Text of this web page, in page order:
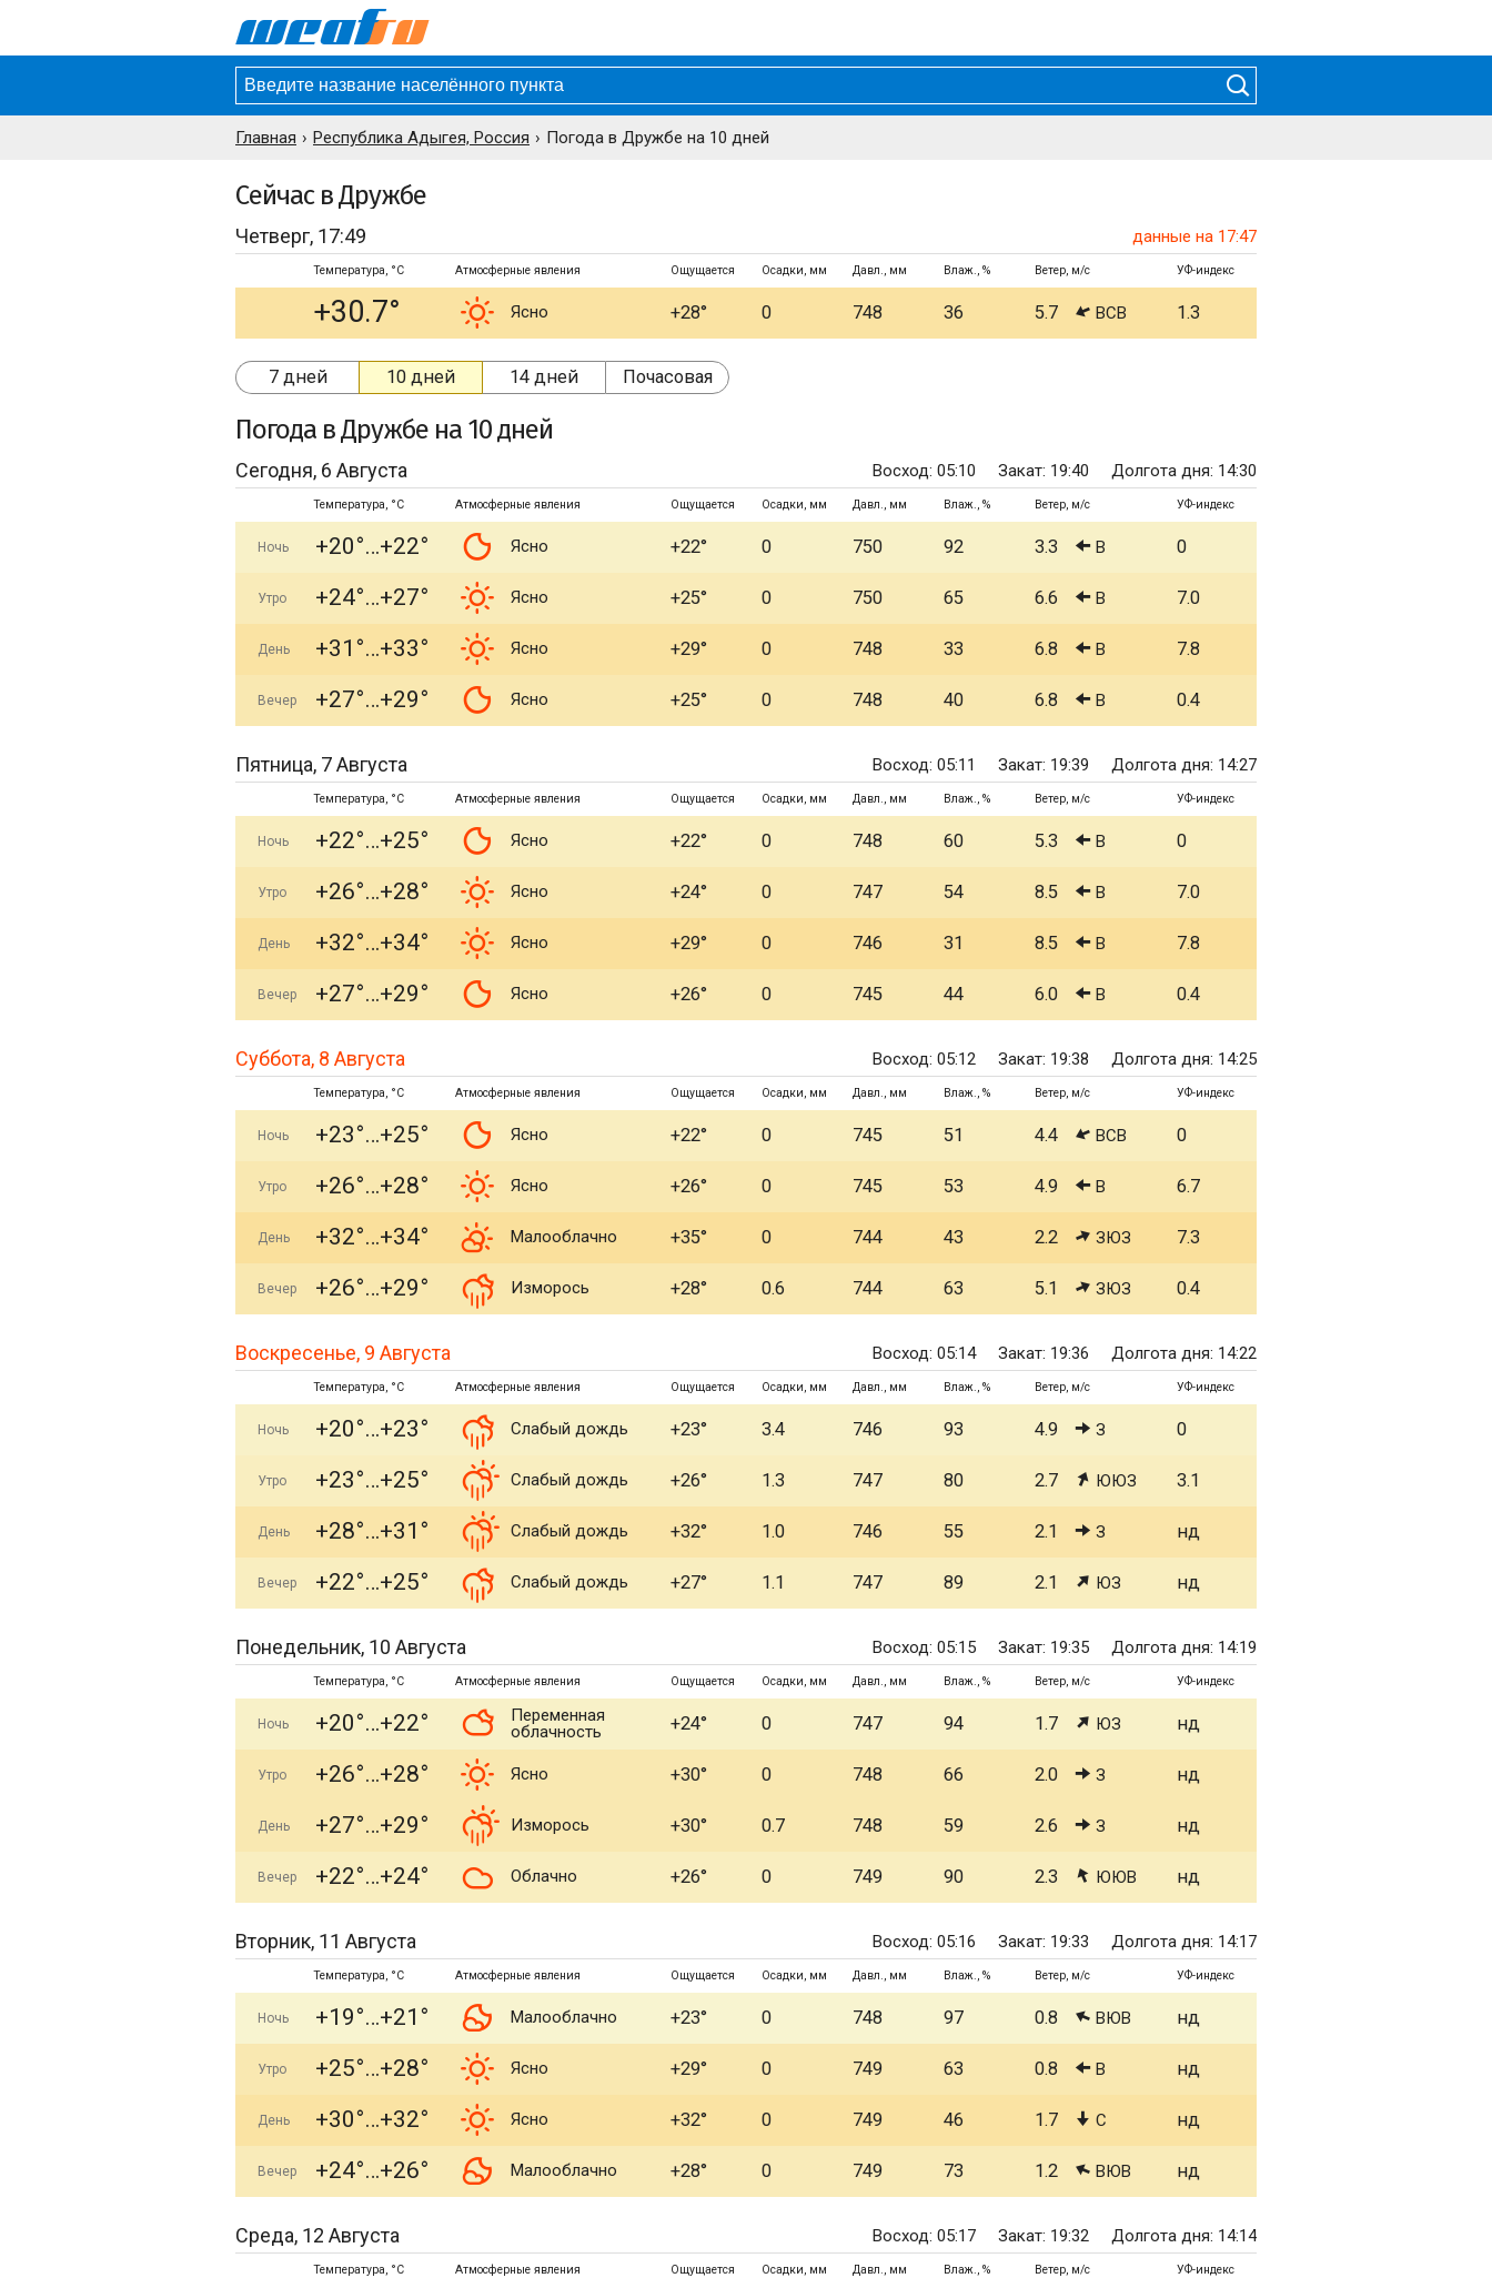
Главная Республика Адыгея, Россия Погода в Дружбе на 10 дней
Сейчас в Дружбе
Четверг, 17:49 данные на 17:47
Температура, °C Атмосферные явления Ощущается Осадки, мм Давл., мм Влаж., % Ветер, м/с УФ-индекс
+30.7° Ясно +28° 0 748 36 5.7 ВСВ 1.3
7 дней 10 дней 14 дней Почасовая
Погода в Дружбе на 10 дней
Сегодня, 6 Августа Восход: 05:10 Закат: 19:40 Долгота дня: 14:30
Температура, °C Атмосферные явления Ощущается Осадки, мм Давл., мм Влаж., % Ветер, м/с УФ-индекс
Ночь +20° +22° Ясно +22° 0 750 92 3.3 В 0
Утро +24° +27° Ясно +25° 0 750 65 6.6 В 7.0
День +31° +33° Ясно +29° 0 748 33 6.8 В 7.8
Вечер +27° +29° Ясно +25° 0 748 40 6.8 В 0.4
Пятница, 7 Августа Восход: 05:11 Закат: 19:39 Долгота дня: 14:27
Температура, °C Атмосферные явления Ощущается Осадки, мм Давл., мм Влаж., % Ветер, м/с УФ-индекс
Ночь +22° +25° Ясно +22° 0 748 60 5.3 В 0
Утро +26° +28° Ясно +24° 0 747 54 8.5 В 7.0
День +32° +34° Ясно +29° 0 746 31 8.5 В 7.8
Вечер +27° +29° Ясно +26° 0 745 44 6.0 В 0.4
Суббота, 8 Августа Восход: 05:12 Закат: 19:38 Долгота дня: 14:25
Температура, °C Атмосферные явления Ощущается Осадки, мм Давл., мм Влаж., % Ветер, м/с УФ-индекс
Ночь +23° +25° Ясно +22° 0 745 51 4.4 ВСВ 0
Утро +26° +28° Ясно +26° 0 745 53 4.9 В 6.7
День +32° +34° Малооблачно +35° 0 744 43 2.2 ЗЮЗ 7.3
Вечер +26° +29° Изморось +28° 0.6 744 63 5.1 ЗЮЗ 0.4
Воскресенье, 9 Августа Восход: 05:14 Закат: 19:36 Долгота дня: 14:22
Температура, °C Атмосферные явления Ощущается Осадки, мм Давл., мм Влаж., % Ветер, м/с УФ-индекс
Ночь +20° +23° Слабый дождь +23° 3.4 746 93 4.9 З 0
Утро +23° +25° Слабый дождь +26° 1.3 747 80 2.7 ЮЮЗ 3.1
День +28° +31° Слабый дождь +32° 1.0 746 55 2.1 З нд
Вечер +22° +25° Слабый дождь +27° 1.1 747 89 2.1 ЮЗ нд
Понедельник, 10 Августа Восход: 05:15 Закат: 19:35 Долгота дня: 14:19
Температура, °C Атмосферные явления Ощущается Осадки, мм Давл., мм Влаж., % Ветер, м/с УФ-индекс
Ночь +20° +22°
Переменная
облачность
+24° 0 747 94 1.7 ЮЗ нд
Утро +26° +28° Ясно +30° 0 748 66 2.0 З нд
День +27° +29° Изморось +30° 0.7 748 59 2.6 З нд
Вечер +22° +24° Облачно +26° 0 749 90 2.3 ЮЮВ нд
Вторник, 11 Августа Восход: 05:16 Закат: 19:33 Долгота дня: 14:17
Температура, °C Атмосферные явления Ощущается Осадки, мм Давл., мм Влаж., % Ветер, м/с УФ-индекс
Ночь +19° +21° Малооблачно +23° 0 748 97 0.8 ВЮВ нд
Утро +25° +28° Ясно +29° 0 749 63 0.8 В нд
День +30° +32° Ясно +32° 0 749 46 1.7 С нд
Вечер +24° +26° Малооблачно +28° 0 749 73 1.2 ВЮВ нд
Среда, 12 Августа Восход: 05:17 Закат: 19:32 Долгота дня: 14:14
Температура, °C Атмосферные явления Ощущается Осадки, мм Давл., мм Влаж., % Ветер, м/с УФ-индекс